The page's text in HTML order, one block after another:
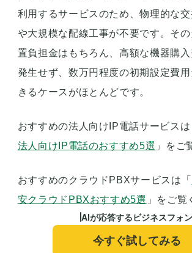
利用するサービスのため、物理的な交
や大規模な配線工事が不要です。そ
置負担金はもちろん、高額な機器購
発生せず、数万円程度の初期設定費
きるケースがほとんどです。
おすすめの法人向けIP電話サービスは
法人向けIP電話のおすすめ5選 」をご
おすすめのクラウドPBXサービスは「
安クラウドPBXおすすめ5選 」をご覧
AIが応答するビジネスフォン
今すぐ試してみる